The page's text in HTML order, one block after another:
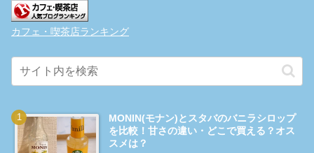
カフェ・喫茶店ランキング
MONIN(モナン)とスタバのバニラシロップ
を比較！甘さの違い・どこで買える？オス
スメは？